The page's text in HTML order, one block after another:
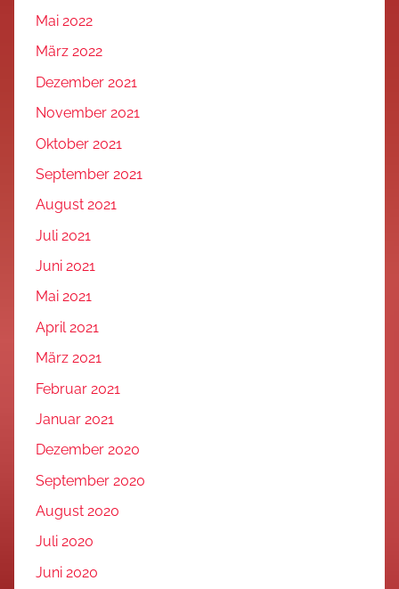
Mai 2022
März 2022
Dezember 2021
November 2021
Oktober 2021
September 2021
August 2021
Juli 2021
Juni 2021
Mai 2021
April 2021
März 2021
Februar 2021
Januar 2021
Dezember 2020
September 2020
August 2020
Juli 2020
Juni 2020